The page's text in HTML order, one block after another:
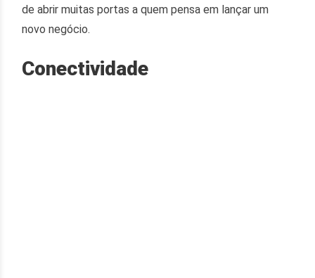
de abrir muitas portas a quem pensa em lançar um
novo negócio.
Conectividade